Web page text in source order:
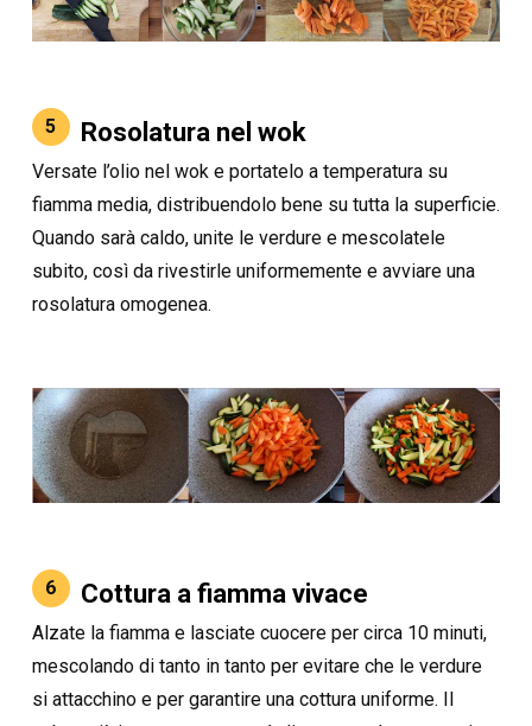
5 Rosolatura nel wok
Versate l’olio nel wok e portatelo a temperatura su
fiamma media, distribuendolo bene su tutta la superficie.
Quando sarà caldo, unite le verdure e mescolatele
subito, così da rivestirle uniformemente e avviare una
rosolatura omogenea.
6 Cottura a fiamma vivace
Alzate la fiamma e lasciate cuocere per circa 10 minuti,
mescolando di tanto in tanto per evitare che le verdure
si attacchino e per garantire una cottura uniforme. Il